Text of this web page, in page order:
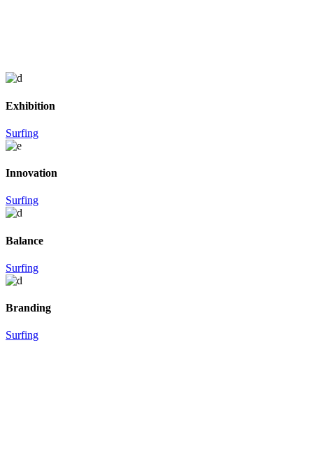
Exhibition
Surfing
Innovation
Surfing
Balance
Surfing
Branding
Surfing